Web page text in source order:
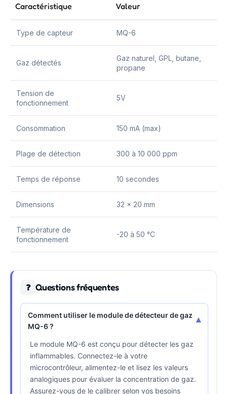
Caractéristique Valeur
Type de capteur MQ-6
Gaz détectés
Gaz naturel, GPL, butane,
propane
Tension de
fonctionnement
5V
Consommation 150 mA (max)
Plage de détection 300 à 10 000 ppm
Temps de réponse 10 secondes
Dimensions 32 x 20 mm
Température de
fonctionnement
-20 à 50 °C
❓ Questions fréquentes
Comment utiliser le module de détecteur de gaz
MQ-6 ?
▾
Le module MQ-6 est conçu pour détecter les gaz
inflammables. Connectez-le à votre
microcontrôleur, alimentez-le et lisez les valeurs
analogiques pour évaluer la concentration de gaz.
Assurez-vous de le calibrer selon vos besoins